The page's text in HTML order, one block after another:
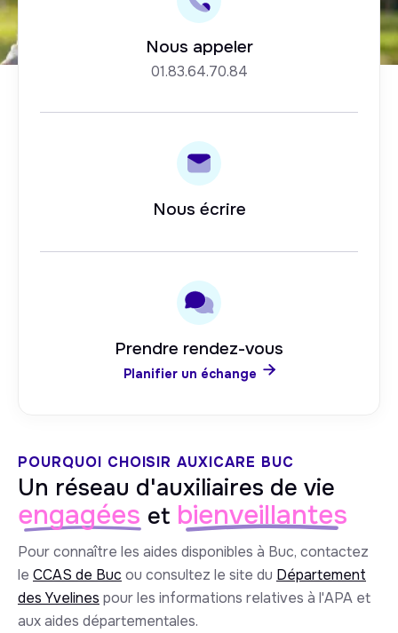
Nous appeler
01.83.64.70.84
Nous écrire
Prendre rendez-vous
Planifier un échange 
POURQUOI CHOISIR AUXICARE BUC
Un réseau d'auxiliaires de vie
engagées et bienveillantes
Pour connaître les aides disponibles à Buc, contactez
le CCAS de Buc ou consultez le site du Département
des Yvelines pour les informations relatives à l'APA et
aux aides départementales.